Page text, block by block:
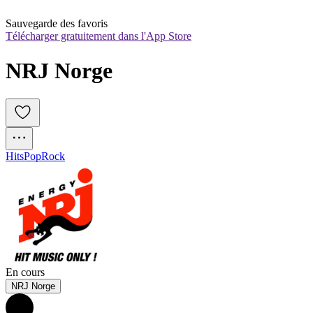
Sauvegarde des favoris
Télécharger gratuitement dans l'App Store
NRJ Norge
HitsPopRock
En cours
NRJ Norge